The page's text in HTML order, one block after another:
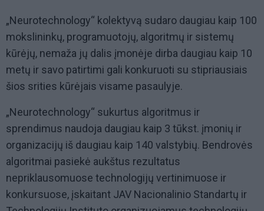
„Neurotechnology“ kolektyvą sudaro daugiau kaip 100
mokslininkų, programuotojų, algoritmų ir sistemų
kūrėjų, nemaža jų dalis įmonėje dirba daugiau kaip 10
metų ir savo patirtimi gali konkuruoti su stipriausiais
šios srities kūrėjais visame pasaulyje.
„Neurotechnology“ sukurtus algoritmus ir
sprendimus naudoja daugiau kaip 3 tūkst. įmonių ir
organizacijų iš daugiau kaip 140 valstybių. Bendrovės
algoritmai pasiekė aukštus rezultatus
nepriklausomuose technologijų vertinimuose ir
konkursuose, įskaitant JAV Nacionalinio Standartų ir